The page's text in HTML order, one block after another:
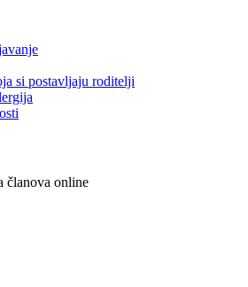
si postavljaju roditelji
članova online